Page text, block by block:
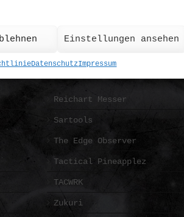
Einstellungen ansehen
DatenschutzImpressum
FRIENDS
Reichart Messer
Sartools
The Edge Observer
Tactical Pineapplez
TACWRK
Zukuri